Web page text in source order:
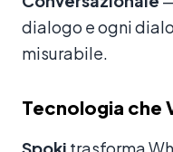
dialogo e ogni
misurabile.
Tecnologia che
Spoki trasforma